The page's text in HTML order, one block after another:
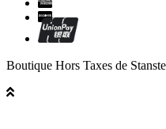
Boutique Hors Taxes de